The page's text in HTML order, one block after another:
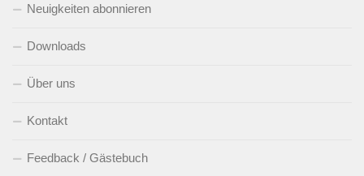
Neuigkeiten abonnieren
Downloads
Über uns
Kontakt
Feedback / Gästebuch